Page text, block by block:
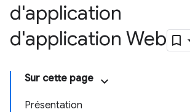
d'application
d'application Web
Sur cette page
Présentation